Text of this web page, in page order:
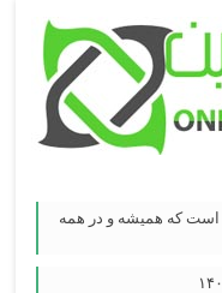
كه همیشه و در همه